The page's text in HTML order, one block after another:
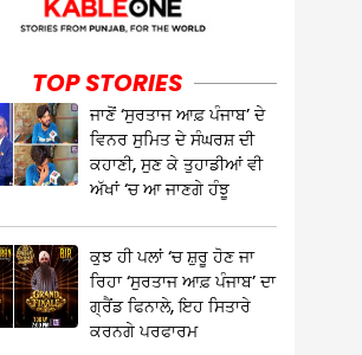
TOP STORIES
ਜਾਣੋਂ ‘ਸੁਰਤਾਜ ਆਫ਼ ਪੰਜਾਬ’ ਦੇ
ਵਿਨਰ ਸੁਮਿਤ ਦੇ ਸੰਘਰਸ਼ ਦੀ
ਕਹਾਣੀ, ਸੁਣ ਕੇ ਤੁਹਾਡੀਆਂ ਵੀ
ਅੱਖਾਂ ‘ਚ ਆ ਜਾਣਗੇ ਹੰਝੂ
ਕੁਝ ਹੀ ਪਲਾਂ ‘ਚ ਸ਼ੁਰੂ ਹੋਣ ਜਾ
ਰਿਹਾ ‘ਸੁਰਤਾਜ ਆਫ਼ ਪੰਜਾਬ’ ਦਾ
ਗ੍ਰੈਂਡ ਫਿਨਾਲੇ, ਇਹ ਸਿਤਾਰੇ
ਕਰਨਗੇ ਪਰਫਾਰਮ